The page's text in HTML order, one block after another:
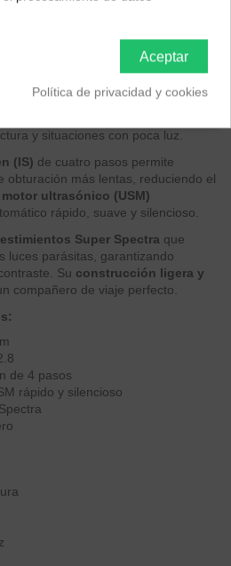
USMes un objetivo gran angular
EOS. Con una distancia focal de
y situaciones con poca luz.
(IS) de cuatro pasos permite
obturación más lentas, reduciendo el
motor ultrasónico (USM)
rápido, suave y silencioso.
Super Spectra que
luces parásitas, garantizando
Su construcción ligera y
compañero de viaje perfecto.
de 4 pasos
rápido y silencioso
Aceptar
Política de privacidad y cookies